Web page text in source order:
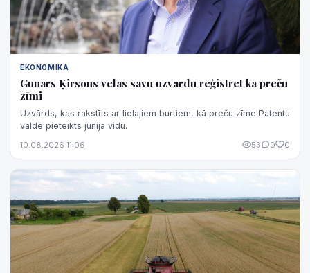
EKONOMIKA
Gunārs Ķirsons vēlas savu uzvārdu reģistrēt kā preču
zīmi
Uzvārds, kas rakstīts ar lielajiem burtiem, kā preču zīme Patentu
valdē pieteikts jūnija vidū.
10.08.2026 11:06 53 0 0